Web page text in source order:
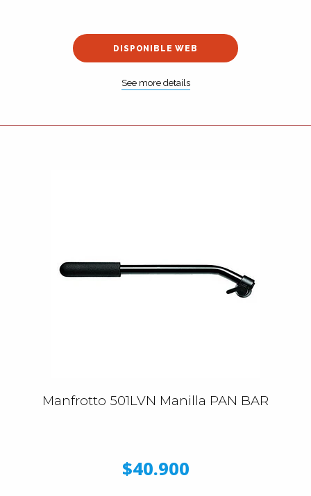
DISPONIBLE WEB
See more details
Manfrotto 501LVN Manilla PAN BAR
$40.900